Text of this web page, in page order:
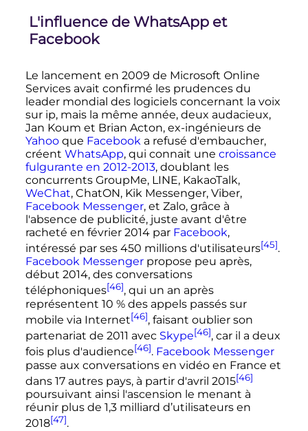
L'influence de WhatsApp et
Facebook
Le lancement en 2009 de Microsoft Online
Services avait confirmé les prudences du
leader mondial des logiciels concernant la voix
sur ip, mais la même année, deux audacieux,
Jan Koum et Brian Acton, ex-ingénieurs de
Yahooque Facebooka refusé d'embaucher,
créent WhatsApp, qui connait une croissance
fulgurante en 2012-2013, doublant les
concurrents GroupMe, LINE, KakaoTalk,
WeChat, ChatON, Kik Messenger, Viber,
Facebook Messenger, et Zalo, grâce à
l'absence de publicité, juste avant d'être
racheté en février 2014par Facebook,
intéressé par ses 450 millions d'utilisateurs[45].
Facebook Messengerpropose peu après,
début 2014, des conversations
téléphoniques[46], qui un an après
représentent 10 % des appels passés sur
mobile via Internet[46], faisant oublier son
partenariat de 2011 avec Skype[46], car il a deux
fois plus d'audience[46]. Facebook Messenger
passe aux conversations en vidéo en France et
dans 17 autres pays, à partir d'avril 2015[46]
poursuivant ainsi l'ascension le menant à
réunir plus de 1,3 milliard d’utilisateurs en
2018[47].